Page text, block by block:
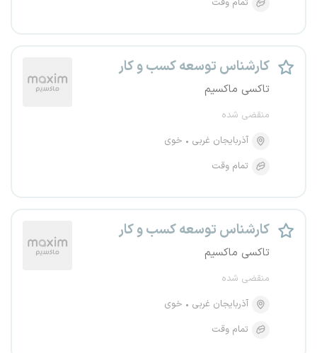
تمام وقت
کارشناس توسعه کسب و کار
تاکسی ماکسیم
منقضی شده
آذربایجان غربی
خوی
تمام وقت
کارشناس توسعه کسب و کار
تاکسی ماکسیم
منقضی شده
آذربایجان غربی
خوی
تمام وقت